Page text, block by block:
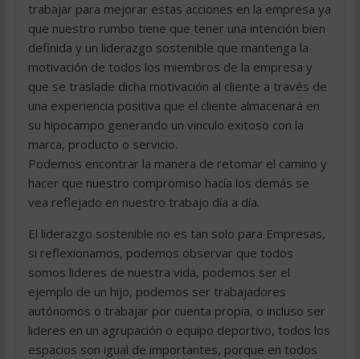
trabajar para mejorar estas acciones en la empresa ya
que nuestro rumbo tiene que tener una intención bien
definida y un liderazgo sostenible que mantenga la
motivación de todos los miembros de la empresa y
que se traslade dicha motivación al cliente a través de
una experiencia positiva que el cliente almacenará en
su hipocampo generando un vinculo exitoso con la
marca, producto o servicio.
Podemos encontrar la manera de retomar el camino y
hacer que nuestro compromiso hacía los demás se
vea reflejado en nuestro trabajo día a día.
El liderazgo sostenible no es tan solo para Empresas,
si reflexionamos, podemos observar que todos
somos lideres de nuestra vida, podemos ser el
ejemplo de un hijo, podemos ser trabajadores
autónomos o trabajar por cuenta propia, o incluso ser
lideres en un agrupación o equipo deportivo, todos los
espacios son igual de importantes, porque en todos